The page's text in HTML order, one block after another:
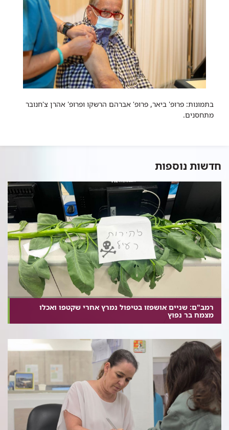
בתמונות: פרופ' ביאר, פרופ' אברהם הרשקו ופרופ' אהרן צ'חנובר
מתחסנים.
חדשות נוספות
רמב"ם: שניים אושפזו בטיפול נמרץ אחרי שקטפו ואכלו
מצמח בר נפוץ